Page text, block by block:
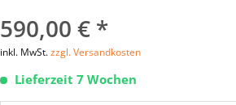
590,00 € *
inkl. MwSt.zzgl. Versandkosten
Lieferzeit 7 Wochen